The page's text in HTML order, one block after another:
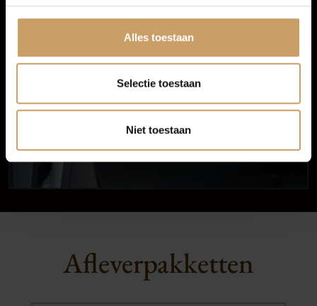
Alles toestaan
Selectie toestaan
Niet toestaan
Afleverpakketten
Afleverpakketten